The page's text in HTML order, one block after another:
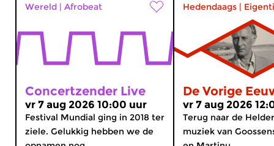
Wereld | Afrobeat
Concertzender Live
vr 7 aug 2026 10:00 uur
Festival Mundial ging in 2018 ter
ziele. Gelukkig hebben we de
Hedendaags |
De Vorige
vr 7 aug 2026
Terug naar de
muziek van